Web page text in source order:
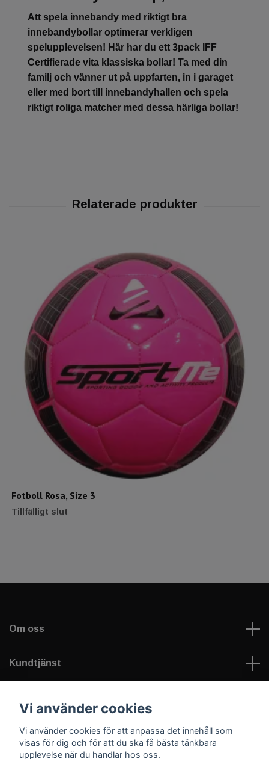
Att spela innebandy med riktigt bra
innebandybollar optimerar verkligen
spelupplevelsen! Här har du ett 3pack IFF
Certifierade vita klassiska bollar! Ta med din
familj och vänner ut på uppfarten, in i garaget
eller med bort till innebandyhallen och spela
riktigt roliga matcher med dessa härliga bollar!
Fotboll Rosa, Size 3
Tillfälligt slut
Om oss
Kundtjänst
Sociala medier
Vi använder cookies
Vi använder cookies för att anpassa det innehåll som
visas för dig och för att du ska få bästa tänkbara
upplevelse när du handlar hos oss.